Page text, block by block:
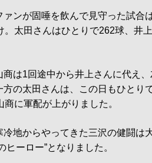
ンが固唾を飲んで見守った試合
。太田さんはひとりで262球、井
は1回途中から井上さんに代え、
方の太田さんは、この日もひとり
に軍配が上がりました。
地からやってきた三沢の健闘は
ヒーロー”となりました。